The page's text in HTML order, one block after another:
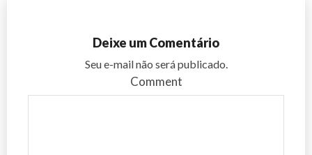
Deixe um Comentário
Seu e-mail não será publicado.
Comment